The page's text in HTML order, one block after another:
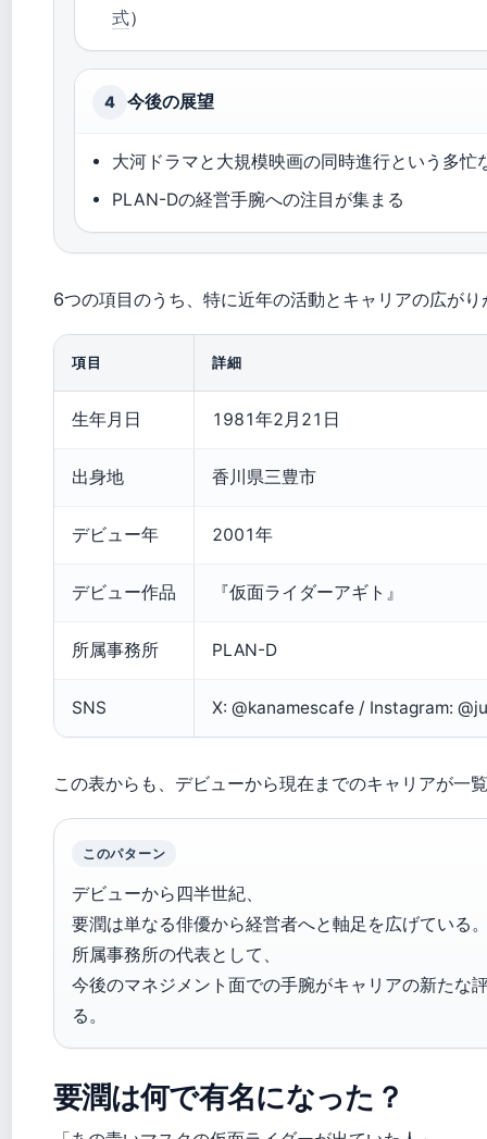
式）
4 今後の展望
大河ドラマと大規模映画の同時進行という多忙
PLAN-Dの経営手腕への注目が集まる
6つの項目のうち、特に近年の活動とキャリアの広がり
項目 詳細
生年月日 1981年2月21日
出身地 香川県三豊市
デビュー年 2001年
デビュー作品 『仮面ライダーアギト』
所属事務所 PLAN-D
SNS X: @kanamescafe / Instagram:
この表からも、デビューから現在までのキャリアが一
このパターン
デビューから四半世紀、
要潤は単なる俳優から経営者へと軸足を広げている
所属事務所の代表として、
今後のマネジメント面での手腕がキャリアの新たな
る。
要潤は何で有名になった？